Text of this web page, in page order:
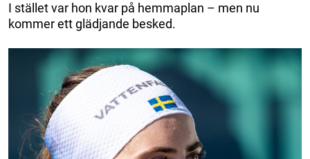
I stället var hon kvar på hemmaplan – men nu
kommer ett glädjande besked.